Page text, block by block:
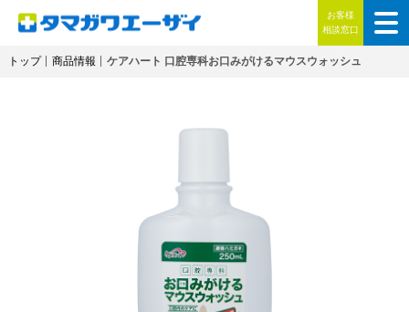
お客様
相談窓口
トップ 商品情報 ケアハート 口腔専科お口みがけるマウスウォッシュ